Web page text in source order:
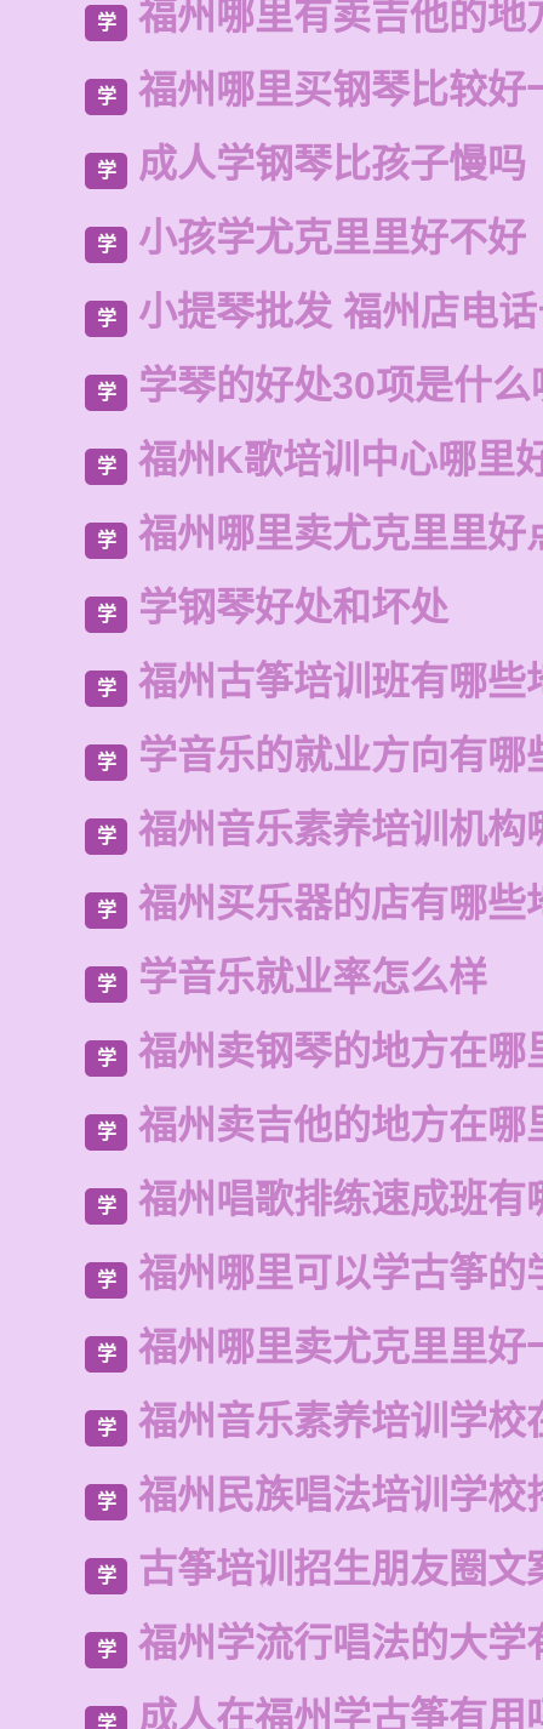
学 福州哪里有卖吉他的地
学 福州哪里买钢琴比较好
学 成人学钢琴比孩子慢吗
学 小孩学尤克里里好不好
学 小提琴批发 福州店电
学 学琴的好处30项是什么
学 福州K歌培训中心哪里
学 福州哪里卖尤克里里好
学 学钢琴好处和坏处
学 福州古筝培训班有哪些
学 学音乐的就业方向有哪
学 福州音乐素养培训机构
学 福州买乐器的店有哪些
学 学音乐就业率怎么样
学 福州卖钢琴的地方在哪
学 福州卖吉他的地方在哪
学 福州唱歌排练速成班有
学 福州哪里可以学古筝的
学 福州哪里卖尤克里里好
学 福州音乐素养培训学校
学 福州民族唱法培训学校
学 古筝培训招生朋友圈文
学 福州学流行唱法的大学
学 成人在福州学古筝有用